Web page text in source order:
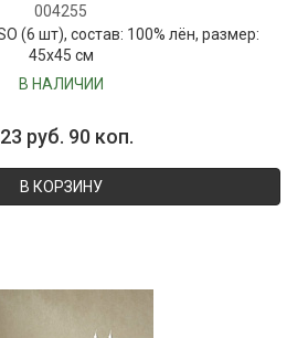
004255
(6 шт), состав: 100% лён, размер:
45х45 см
В НАЛИЧИИ
руб. 90 коп.
В КОРЗИНУ